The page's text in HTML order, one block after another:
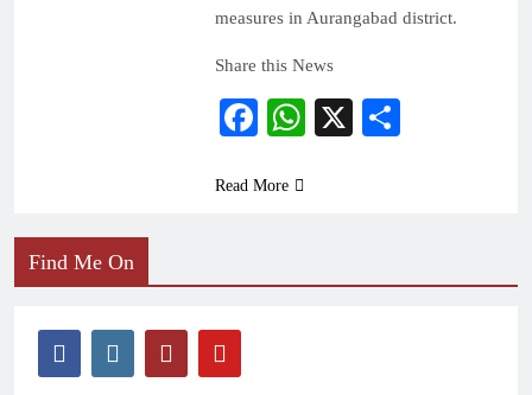
measures in Aurangabad district.
Share this News
Facebook
WhatsApp
X
Read More
Find Me On